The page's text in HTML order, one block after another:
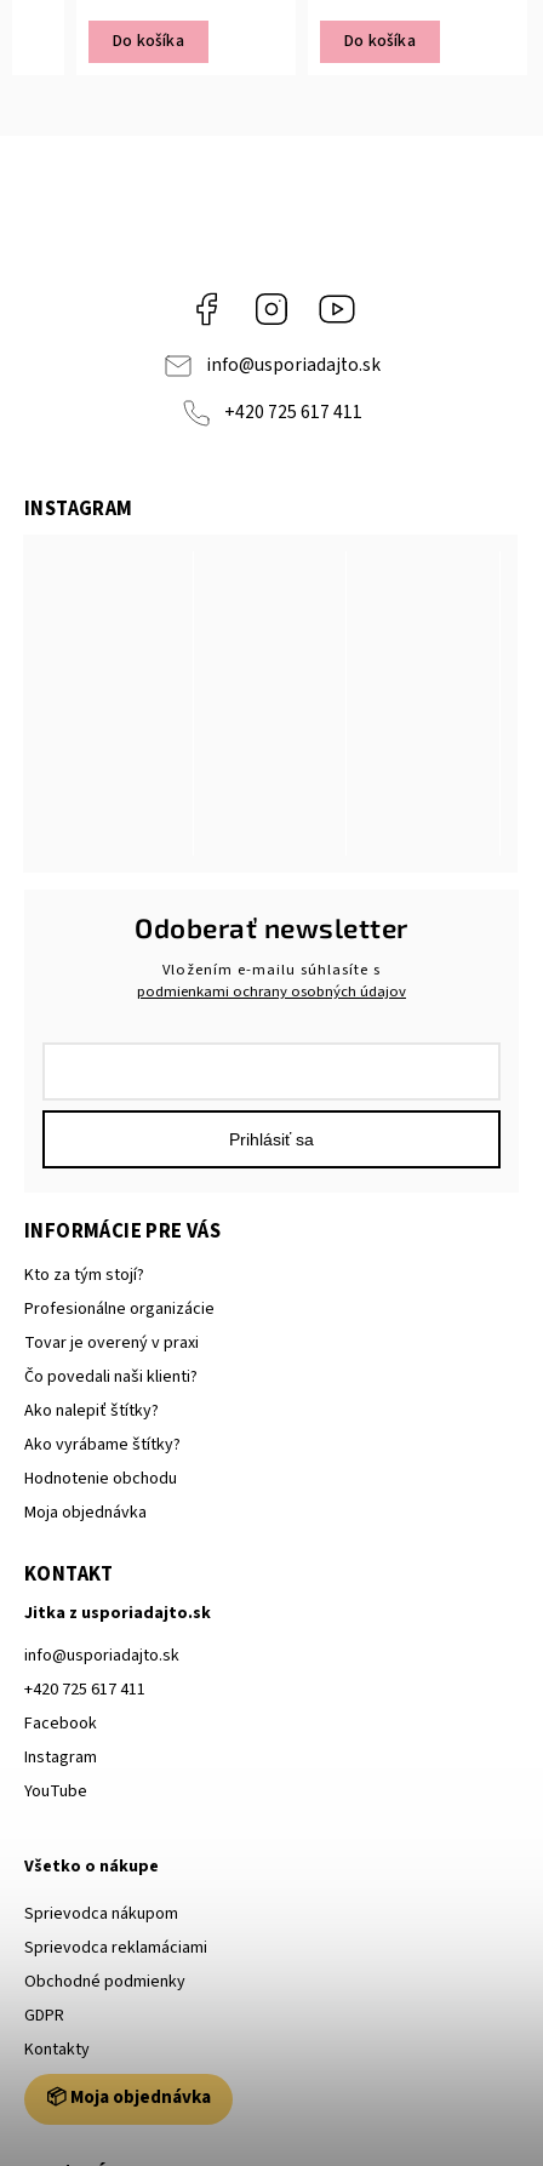
Do košíka Do košíka
Facebook Instagram
info@usporiadajto.sk
+420 725 617 411
INSTAGRAM
INFORMÁCIE PRE VÁS
Kto za tým stojí?
Profesionálne organizácie
Tovar je overený v praxi
Čo povedali naši klienti?
Ako nalepiť štítky?
Ako vyrábame štítky?
Hodnotenie obchodu
Moja objednávka
KONTAKT
Jitka z usporiadajto.sk
info@usporiadajto.sk
+420 725 617 411
Facebook
Instagram
YouTube
Všetko o nákupe
Sprievodca nákupom
Sprievodca reklamáciami
Obchodné podmienky
GDPR
Kontakty
📦 Moja objednávka
Odoberať newsletter
Vložením e-mailu súhlasíte s
podmienkami ochrany osobných údajov
Prihlásiť sa